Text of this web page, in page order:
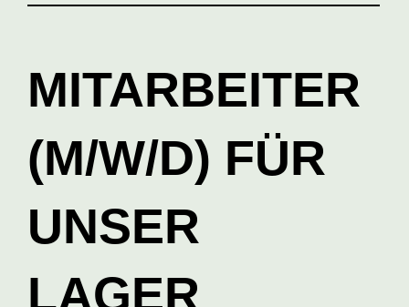
MITARBEITER
(M/W/D) FÜR
UNSER
LAGER